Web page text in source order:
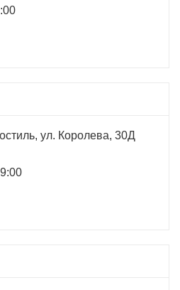
ул. Королева, 30Д